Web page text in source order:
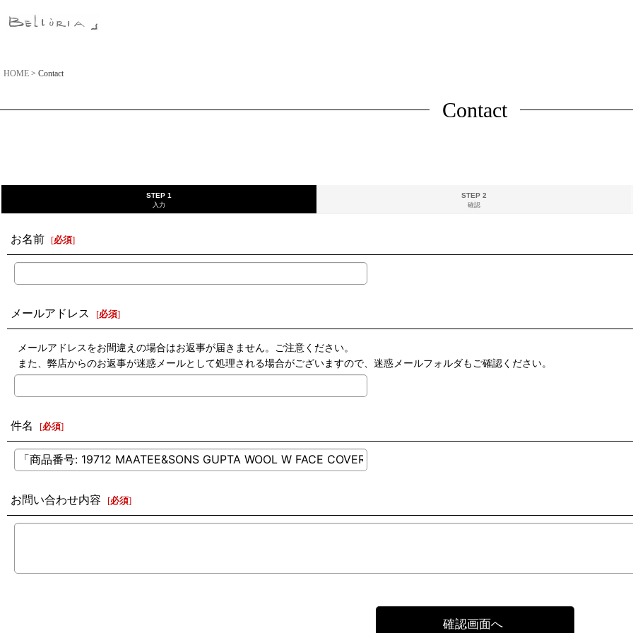
HOME > Contact
Contact
STEP 1
入力
STEP 2
確認
お名前 [必須]
メールアドレス [必須]
メールアドレスをお間違えの場合はお返事が届きません。ご注意ください。
また、弊店からのお返事が迷惑メールとして処理される場合がございますので、迷惑メールフォルダもご確認ください。
件名 [必須]
お問い合わせ内容 [必須]
確認画面へ